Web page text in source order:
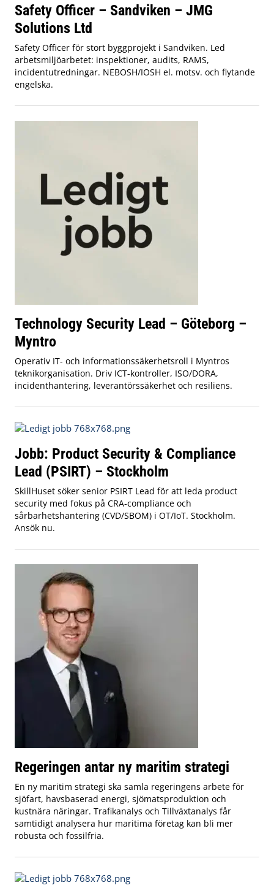
Safety Officer – Sandviken – JMG
Solutions Ltd
Safety Officer för stort byggprojekt i Sandviken. Led
arbetsmiljöarbetet: inspektioner, audits, RAMS,
incidentutredningar. NEBOSH/IOSH el. motsv. och flytande
engelska.
Technology Security Lead – Göteborg –
Myntro
Operativ IT- och informationssäkerhetsroll i Myntros
teknikorganisation. Driv ICT-kontroller, ISO/DORA,
incidenthantering, leverantörssäkerhet och resiliens.
Jobb: Product Security & Compliance
Lead (PSIRT) – Stockholm
SkillHuset söker senior PSIRT Lead för att leda product
security med fokus på CRA‑compliance och
sårbarhetshantering (CVD/SBOM) i OT/IoT. Stockholm.
Ansök nu.
Regeringen antar ny maritim strategi
En ny maritim strategi ska samla regeringens arbete för
sjöfart, havsbaserad energi, sjömatsproduktion och
kustnära näringar. Trafikanalys och Tillväxtanalys får
samtidigt analysera hur maritima företag kan bli mer
robusta och fossilfria.